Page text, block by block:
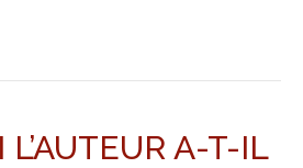
L’AUTEUR A-T-IL